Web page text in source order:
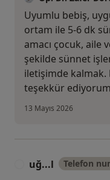
Uyumlu bebiş,
ortam ile 5-6 dk
amacı çocuk, aile
şekilde sünnet
iletişimde kalmak.
teşekkür
13 Mayıs 2026
uğ...l Telefon